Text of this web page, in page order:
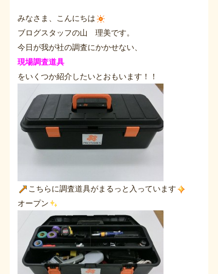
みなさま、こんにちは
ブログスタッフの山 理美です。
今日が我が社の調査にかかせない、
現場調査道具
をいくつか紹介したいとおもいます！！
こちらに調査道具がまるっと入っています
オープン